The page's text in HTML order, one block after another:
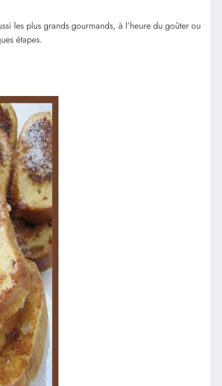
les plus grands gourmands, à l’heure du goûter ou
étapes.